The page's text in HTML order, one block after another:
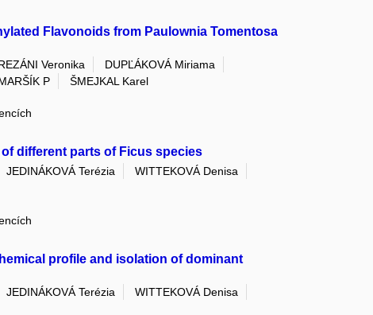
Flavonoids from Paulownia Tomentosa
Veronika
DUPĽÁKOVÁ Miriama
P
ŠMEJKAL Karel
different parts of Ficus species
JEDINÁKOVÁ Terézia
WITTEKOVÁ Denisa
profile and isolation of dominant
JEDINÁKOVÁ Terézia
WITTEKOVÁ Denisa